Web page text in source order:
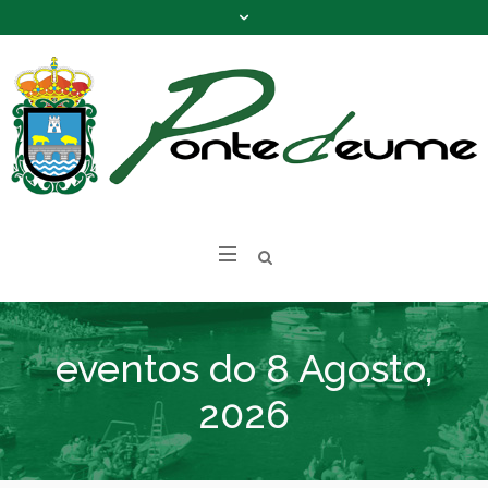
eventos do 8 Agosto,
2026